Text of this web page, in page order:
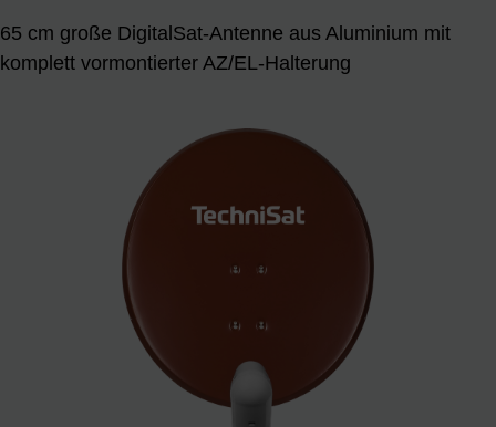
65 cm große DigitalSat-Antenne aus Aluminium mit
komplett vormontierter AZ/EL-Halterung